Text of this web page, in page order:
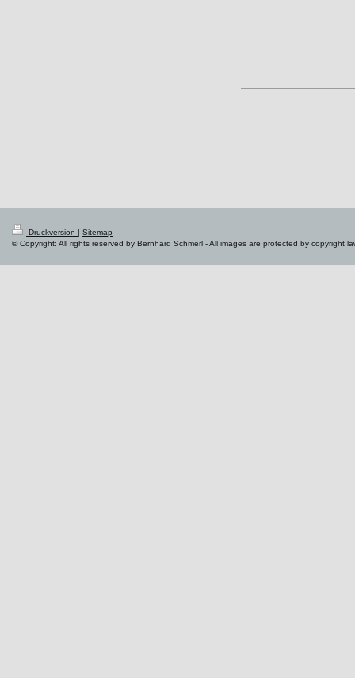
Druckversion | Sitemap
© Copyright: All rights reserved by Bernhard Schmerl - All images are protected by copyright